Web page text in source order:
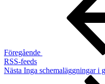
Föregående
RSS-feeds
Nästa
Nästa Inga schemaläggningar i